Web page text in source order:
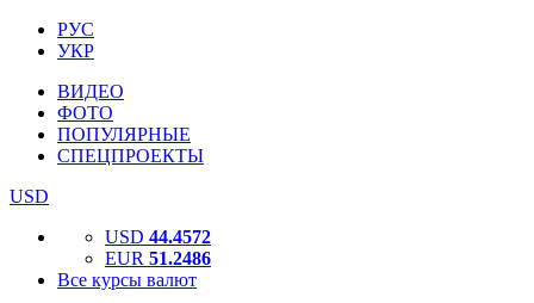
РУС
УКР
ВИДЕО
ФОТО
ПОПУЛЯРНЫЕ
СПЕЦПРОЕКТЫ
USD
USD 44.4572
EUR 51.2486
Все курсы валют